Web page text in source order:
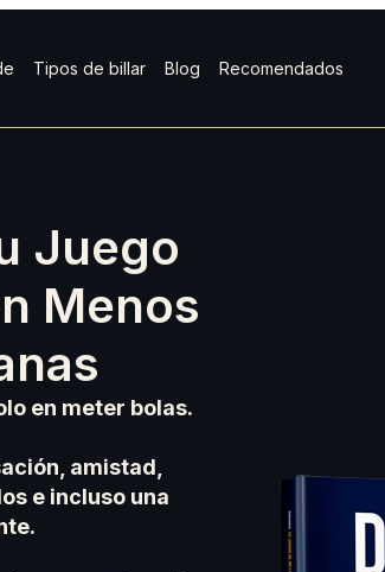
Tipos de billar Blog Recomendados
Juego
Menos
en meter bolas.
amistad,
e incluso una